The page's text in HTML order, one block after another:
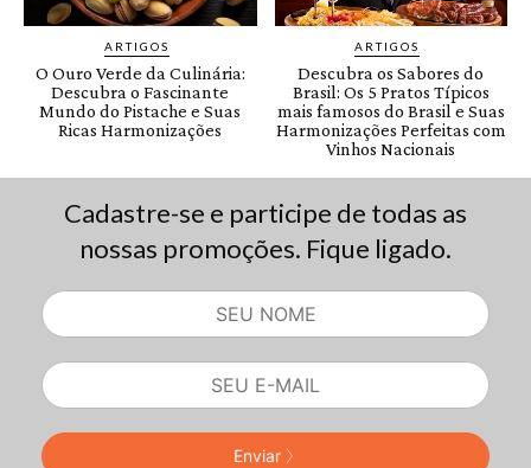
Cadastre-se e participe de todas as
nossas promoções. Fique ligado.
Enviar